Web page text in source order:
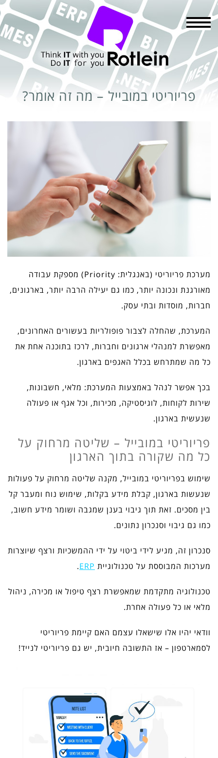
תפריט
פריוריטי במובייל – מה זה אומר?
מערכת פריוריטי (באנגלית: Priority) מספקת עבודה
מאורגנת ונכונה יותר, כמו גם יעילה הרבה יותר, בארגונים,
חברות, מוסדות ובתי עסק.
המערכת, שהחלה לצבור פופולריות בעשורים האחרונים,
מאפשרת למנהלי ארגונים וחברות, לרכז בתוכנה אחת את
כל מה שמתרחש בכלל האגפים בארגון.
בכך אפשר לנהל באמצעות המערכת: מלאי, חשבונות,
שירות לקוחות, לוגיסטיקה, מכירות, וכל אגף או פעולה
שנעשית בארגון.
פריוריטי במובייל – שליטה מרחוק על
כל מה שקורה בתוך הארגון
שימוש בפריוריטי במובייל, מקנה שליטה מרחוק על פעולות
שנעשות בארגון, קבלת מידע בקלות, שימוש נוח ומעבר קל
בין מסכים. זאת תוך גיבוי בענן שמגבה ושומר מידע חשוב,
כמו גם גיבוי וסנכרון נתונים.
סנכרון זה, מגיע לידי ביטוי על ידי ההמשכיות ורצף שיוצרות
מערכות המבוססת על טכנולוגיית ERP
.
טכנולוגיה מתקדמת שמאפשרת רצף טיפול או מכירה, ניהול
מלאי או כל פעולה אחרת.
וודאי יהיו אלו שישאלו עצמם האם קיימת פריוריטי
לסמארטפון – אז התשובה חיובית, יש גם פריוריטי לנייד!